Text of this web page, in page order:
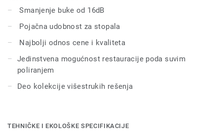
boja se uklapa sa drugim proizvodima i dodacima iz grupe
iQ Optima integrisanih rešenja.
Smanjenje buke od 16dB
Pojačna udobnost za stopala
Najbolji odnos cene i kvaliteta
Jedinstvena mogućnost restauracije poda suvim
poliranjem
Deo kolekcije višestrukih rešenja
TEHNIČKE I EKOLOŠKE SPECIFIKACIJE